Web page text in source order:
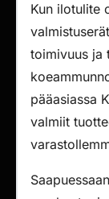
Kun ilotulite
toimivuus ja
pääasiassa
valmiit